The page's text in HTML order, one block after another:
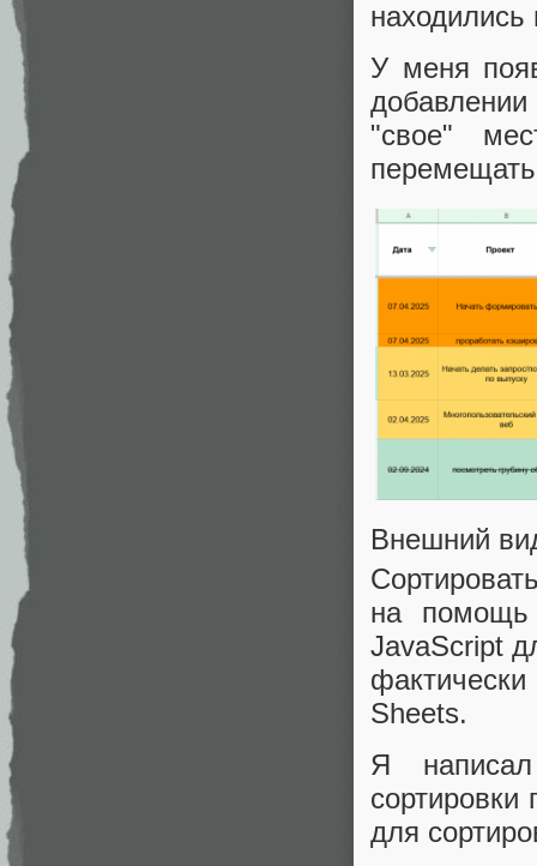
находились
У меня
добавлении
"свое"
Внешний
на
JavaScript
Sheets.
Я
для